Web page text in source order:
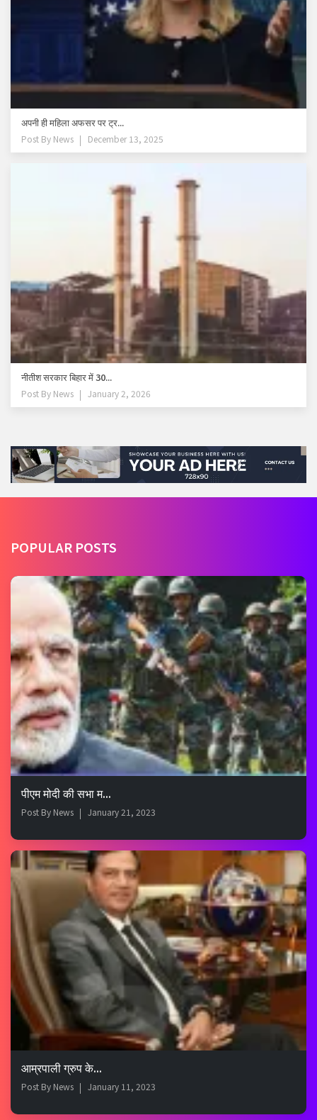
अपनी ही महिला अफसर पर ट्र...
Post By News December 13, 2025
नीतीश सरकार बिहार में 30...
Post By News January 2, 2026
POPULAR POSTS
पीएम मोदी की सभा म...
Post By News January 21, 2023
आम्रपाली ग्रुप के...
Post By News January 11, 2023